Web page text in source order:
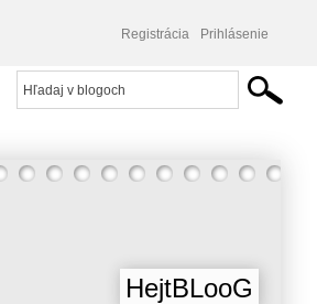
Registrácia Prihlásenie
HejtBLooG